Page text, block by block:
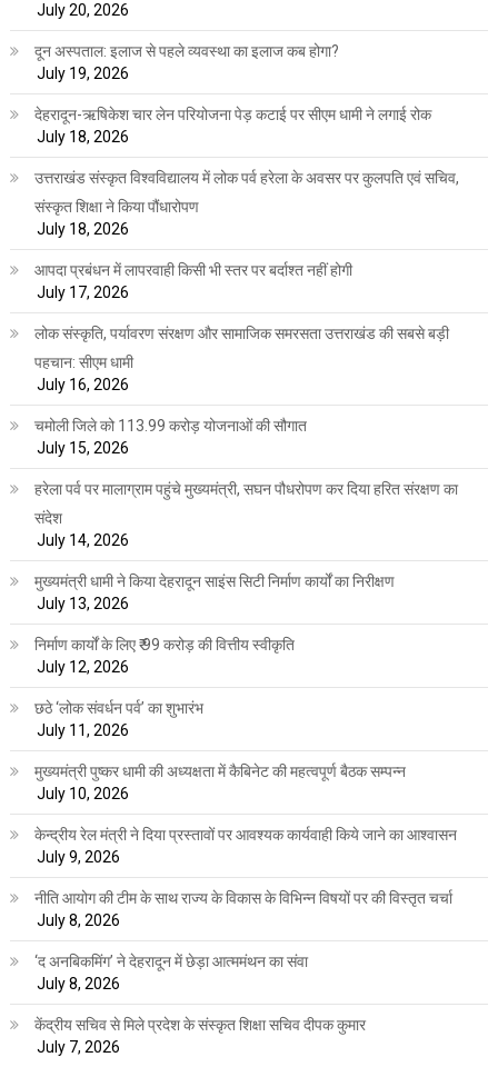
July 20, 2026
दून अस्पताल: इलाज से पहले व्यवस्था का इलाज कब होगा?
July 19, 2026
देहरादून-ऋषिकेश चार लेन परियोजना पेड़ कटाई पर सीएम धामी ने लगाई रोक
July 18, 2026
उत्तराखंड संस्कृत विश्वविद्यालय में लोक पर्व हरेला के अवसर पर कुलपति एवं सचिव,
संस्कृत शिक्षा ने किया पौंधारोपण
July 18, 2026
आपदा प्रबंधन में लापरवाही किसी भी स्तर पर बर्दाश्त नहीं होगी
July 17, 2026
लोक संस्कृति, पर्यावरण संरक्षण और सामाजिक समरसता उत्तराखंड की सबसे बड़ी
पहचान: सीएम धामी
July 16, 2026
चमोली जिले को 113.99 करोड़ योजनाओं की सौगात
July 15, 2026
हरेला पर्व पर मालाग्राम पहुंचे मुख्यमंत्री, सघन पौधरोपण कर दिया हरित संरक्षण का
संदेश
July 14, 2026
मुख्यमंत्री धामी ने किया देहरादून साइंस सिटी निर्माण कार्यों का निरीक्षण
July 13, 2026
निर्माण कार्यों के लिए ₹ 99 करोड़ की वित्तीय स्वीकृति
July 12, 2026
छठे ‘लोक संवर्धन पर्व’ का शुभारंभ
July 11, 2026
मुख्यमंत्री पुष्कर धामी की अध्यक्षता में कैबिनेट की महत्वपूर्ण बैठक सम्पन्न
July 10, 2026
केन्द्रीय रेल मंत्री ने दिया प्रस्तावों पर आवश्यक कार्यवाही किये जाने का आश्वासन
July 9, 2026
नीति आयोग की टीम के साथ राज्य के विकास के विभिन्न विषयों पर की विस्तृत चर्चा
July 8, 2026
‘द अनबिकमिंग’ ने देहरादून में छेड़ा आत्ममंथन का संवा
July 8, 2026
केंद्रीय सचिव से मिले प्रदेश के संस्कृत शिक्षा सचिव दीपक कुमार
July 7, 2026